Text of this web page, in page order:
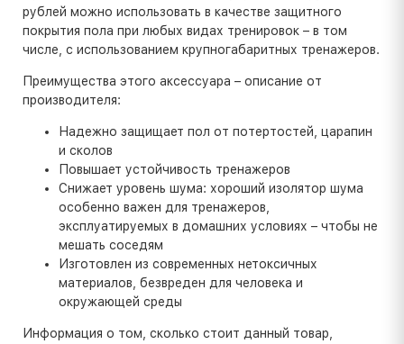
рублей можно использовать в качестве защитного
покрытия пола при любых видах тренировок – в том
числе, с использованием крупногабаритных тренажеров.
Преимущества этого аксессуара – описание от
производителя:
Надежно защищает пол от потертостей, царапин
и сколов
Повышает устойчивость тренажеров
Снижает уровень шума: хороший изолятор шума
особенно важен для тренажеров,
эксплуатируемых в домашних условиях – чтобы не
мешать соседям
Изготовлен из современных нетоксичных
материалов, безвреден для человека и
окружающей среды
Информация о том, сколько стоит данный товар,